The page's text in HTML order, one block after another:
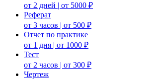
от 2 дней | от 5000 ₽
Реферат
от 3 часов | от 500 ₽
Отчет по практике
от 1 дня | от 1000 ₽
Тест
от 2 часов | от 300 ₽
Чертеж